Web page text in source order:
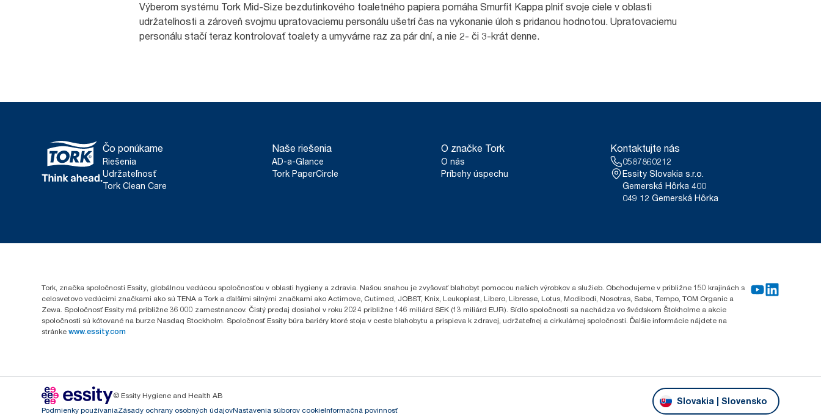
Výberom systému Tork Mid-Size bezdutinkového toaletného papiera pomáha Smurfit Kappa plniť svoje ciele v oblasti
udržateľnosti a zároveň svojmu upratovaciemu personálu ušetrí čas na vykonanie úloh s pridanou hodnotou. Upratovaciemu
personálu stačí teraz kontrolovať toalety a umyvárne raz za pár dní, a nie 2- či 3-krát denne.
Čo ponúkame
Riešenia
Udržateľnosť
Tork Clean Care
Naše riešenia
AD-a-Glance
Tork PaperCircle
O značke Tork
O nás
Príbehy úspechu
Kontaktujte nás
0587860212
Essity Slovakia s.r.o.
Gemerská Hôrka 400
049 12 Gemerská Hôrka
Tork, značka spoločnosti Essity, globálnou vedúcou spoločnosťou v oblasti hygieny a zdravia. Našou snahou je zvyšovať blahobyt pomocou našich výrobkov a služieb. Obchodujeme v približne 150 krajinách s
celosvetovo vedúcimi značkami ako sú TENA a Tork a ďalšími silnými značkami ako Actimove, Cutimed, JOBST, Knix, Leukoplast, Libero, Libresse, Lotus, Modibodi, Nosotras, Saba, Tempo, TOM Organic a
Zewa. Spoločnosť Essity má približne 36 000 zamestnancov. Čistý predaj dosiahol v roku 2024 približne 146 miliárd SEK (13 miliárd EUR). Sídlo spoločnosti sa nachádza vo švédskom Štokholme a akcie
spoločnosti sú kótované na burze Nasdaq Stockholm. Spoločnosť Essity búra bariéry ktoré stoja v ceste blahobytu a prispieva k zdravej, udržateľnej a cirkulárnej spoločnosti. Ďalšie informácie nájdete na
stránke www.essity.com
© Essity Hygiene and Health AB
Podmienky používaniaZásady ochrany osobných údajovNastavenia súborov cookieInformačná povinnosť
Slovakia | Slovensko